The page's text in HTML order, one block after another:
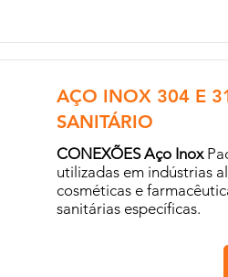
AÇO INOX 304 E
SANITÁRIO
CONEXÕES Aço Inox
utilizadas em indústrias
cosméticas e
sanitárias específicas.